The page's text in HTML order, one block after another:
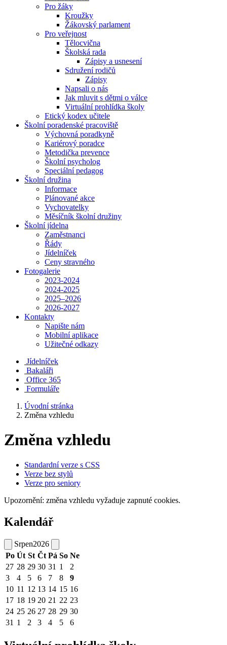
Pro žáky
Kroužky
Žákovský parlament
Pro veřejnost
Tělocvična
Školská rada
Zápisy a usnesení
Sdružení rodičů
Zápisy
Napsali o nás
Jak mluvit s dětmi o válce
Virtuální prohlídka školy
Etický kodex učitele
Školní poradenské pracoviště
Výchovná poradkyně
Kariérový poradce
Metodička prevence
Školní psycholog
Speciální pedagog
Školní družina
Informace
Plánované akce
Vychovatelky
Měsíčník školní družiny
Školní jídelna
Zaměstnanci
Řády
Jídelníček
Ceny stravného
Fotogalerie
2023-2024
2024-2025
2025–2026
2026-2027
Kontakty
Napište nám
Mobilní aplikace
Užitečné odkazy
Jídelníček
Bakaláři
Office 365
Formuláře
Úvodní stránka
Změna vzhledu
Změna vzhledu
Standardní verze s CSS
Verze bez stylů
Verze pro seniory
Upozornění: změna vzhledu vyžaduje zapnuté cookies.
Kalendář
Srpen2026
Po Út St Čt Pá So Ne
27 28 29 30 31 1
2
3
4 5 6 7 8
9
10 11 12 13 14 15 16
17 18 19 20 21 22 23
24 25 26 27 28 29 30
31 1 2 3 4 5 6